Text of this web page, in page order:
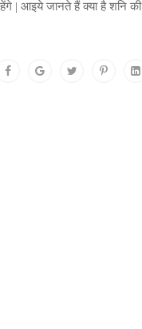
| आइये जानते हैं क्या है शनि की